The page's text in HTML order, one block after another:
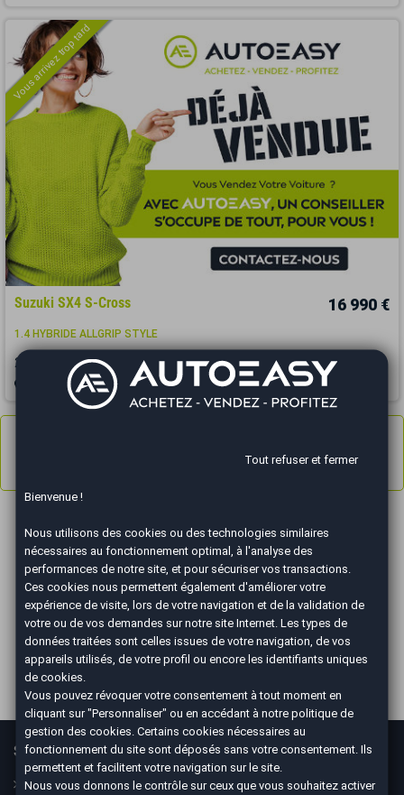
Vous arrivez trop tard
Suzuki SX4 S-Cross 16 990 €
1.4 HYBRIDE ALLGRIP STYLE
2021 38700 km HYBRIDE Automatique
Chalon-sur-Saône - 71100
Résultats 1 - 3 sur 3.
ILS PARLENT DE NOUS
Services
Guide
En savoir plus
Le concept
Tout refuser et fermer
Bienvenue !
Nous utilisons des cookies ou des technologies similaires
nécessaires au fonctionnement optimal, à l'analyse des
performances de notre site, et pour sécuriser vos transactions.
Ces cookies nous permettent également d'améliorer votre
expérience de visite, lors de votre navigation et de la validation de
votre ou de vos demandes sur notre site Internet. Les types de
données traitées sont celles issues de votre navigation, de vos
appareils utilisés, de votre profil ou encore les identifiants uniques
de cookies.
Vous pouvez révoquer votre consentement à tout moment en
cliquant sur "Personnaliser" ou en accédant à notrepolitique de
gestion des cookies . Certains cookies nécessaires au
fonctionnement du site sont déposés sans votre consentement. Ils
permettent et facilitent votre navigation sur le site.
Nous vous donnons le contrôle sur ceux que vous souhaitez activer